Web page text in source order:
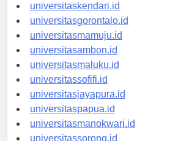
universitasmakassar.id
universitaskendari.id
universitasgorontalo.id
universitasmamuju.id
universitasambon.id
universitasmaluku.id
universitassofifi.id
universitasjayapura.id
universitaspapua.id
universitasmanokwari.id